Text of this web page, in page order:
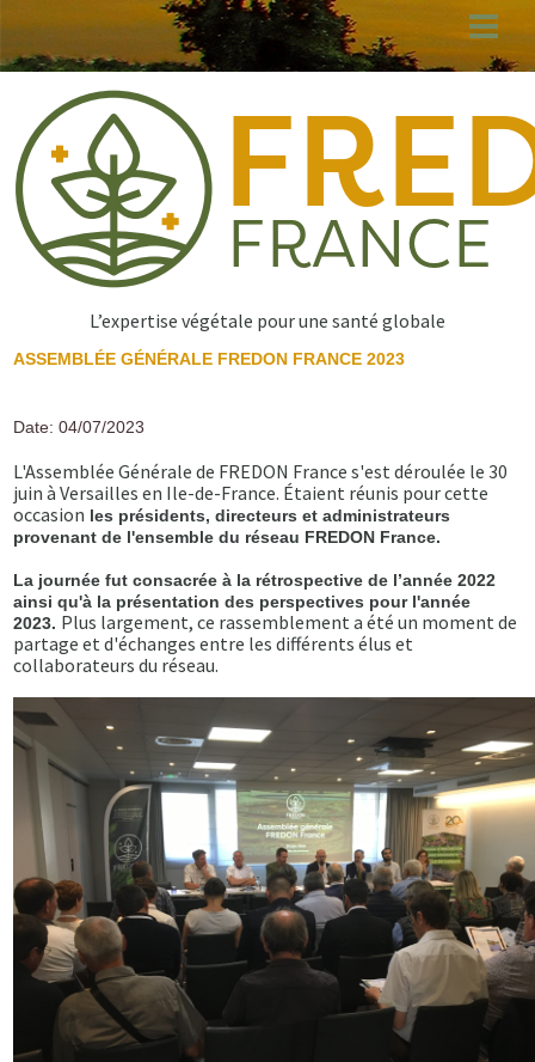
au
principal
L’expertise végétale pour une santé globale
ASSEMBLÉE GÉNÉRALE FREDON FRANCE 2023
Date: 04/07/2023
L'Assemblée Générale de FREDON France s'est déroulée le 30
juin à Versailles en Ile-de-France. Étaient réunis pour cette
occasion les présidents, directeurs et administrateurs
provenant de l'ensemble du réseau FREDON France.
La journée fut consacrée à la rétrospective de l’année 2022
ainsi qu'à la présentation des perspectives pour l'année
2023. Plus largement, ce rassemblement a été un moment de
partage et d'échanges entre les différents élus et
collaborateurs du réseau.